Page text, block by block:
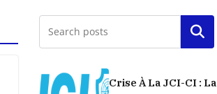
Crise À La JCI-CI : La